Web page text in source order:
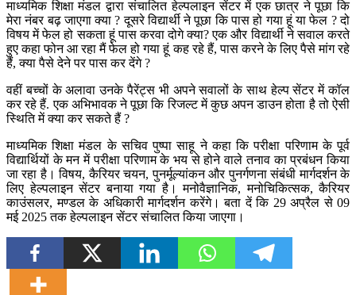
माध्यमिक शिक्षा मंडल द्वारा संचालित हेल्पलाइन सेंटर में एक छात्र ने पूछा कि
मेरा नंबर बढ़ जाएगा क्या ? दूसरे विद्यार्थी ने पूछा कि पास हो गया हूं या फेल ? दो
विषय में फेल हो सकता हूं पास करवा दोगे क्या? एक और विद्यार्थी ने सवाल करते
हुए कहा फोन आ रहा मैं फेल हो गया हूं कह रहे हैं, पास करने के लिए पैसे मांग रहे
हैं, क्या पैसे देने पर पास कर देंगे ?
वहीं बच्चों के अलावा उनके पैरेंट्स भी अपने सवालों के साथ हेल्प सेंटर में कॉल
कर रहे हैं. एक अभिभावक ने पूछा कि रिजल्ट में कुछ अपन डाउन होता है तो ऐसी
स्थिति में क्या कर सकते हैं ?
माध्यमिक शिक्षा मंडल के सचिव पुष्पा साहू ने कहा कि परीक्षा परिणाम के पूर्व
विद्यार्थियों के मन में परीक्षा परिणाम के भय से होने वाले तनाव का प्रबंधन किया
जा रहा है। विषय, कैरियर चयन, पुनर्मूल्यांकन और पुनर्गणना संबंधी मार्गदर्शन के
लिए हेल्पलाइन सेंटर बनाया गया है। मनोवैज्ञानिक, मनोचिकित्सक, कैरियर
काउंसलर, मण्डल के अधिकारी मार्गदर्शन करेंगे। बता दें कि 29 अप्रैल से 09
मई 2025 तक हेल्पलाइन सेंटर संचालित किया जाएगा।